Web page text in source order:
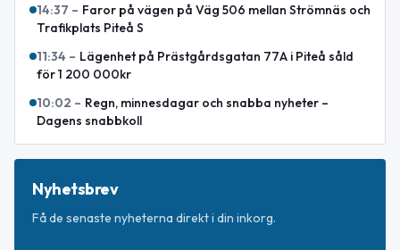
14:37 – Faror på vägen på Väg 506 mellan Strömnäs och
Trafikplats Piteå S
11:34 – Lägenhet på Prästgårdsgatan 77A i Piteå såld
för 1 200 000kr
10:02 – Regn, minnesdagar och snabba nyheter –
Dagens snabbkoll
Nyhetsbrev
Få de senaste nyheterna direkt i din inkorg.